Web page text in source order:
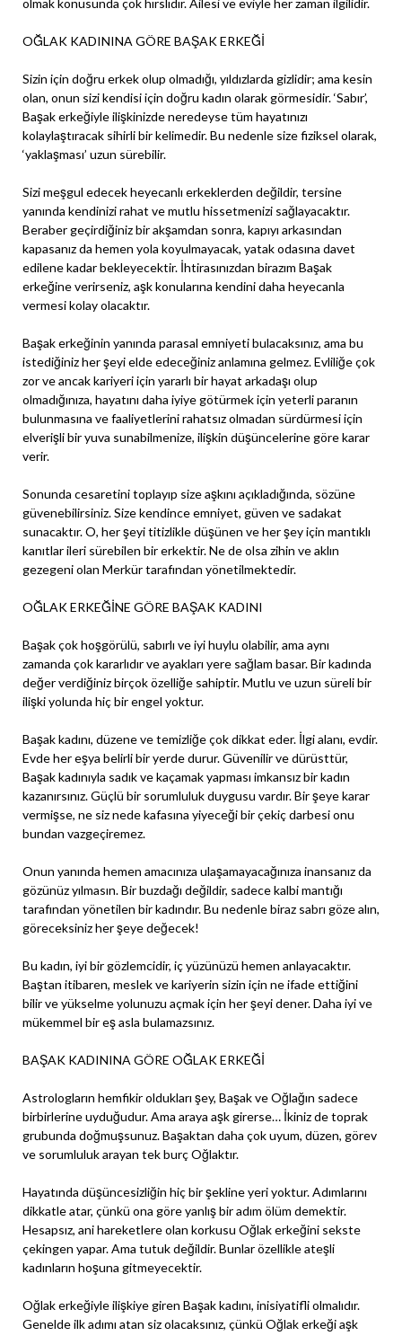
olmak konusunda çok hırslıdır. Ailesi ve eviyle her zaman ilgilidir.
OĞLAK KADININA GÖRE BAŞAK ERKEĞİ
Sizin için doğru erkek olup olmadığı, yıldızlarda gizlidir; ama kesin
olan, onun sizi kendisi için doğru kadın olarak görmesidir. ‘Sabır’,
Başak erkeğiyle ilişkinizde neredeyse tüm hayatınızı
kolaylaştıracak sihirli bir kelimedir. Bu nedenle size fiziksel olarak,
‘yaklaşması’ uzun sürebilir.
Sizi meşgul edecek heyecanlı erkeklerden değildir, tersine
yanında kendinizi rahat ve mutlu hissetmenizi sağlayacaktır.
Beraber geçirdiğiniz bir akşamdan sonra, kapıyı arkasından
kapasanız da hemen yola koyulmayacak, yatak odasına davet
edilene kadar bekleyecektir. İhtirasınızdan birazım Başak
erkeğine verirseniz, aşk konularına kendini daha heyecanla
vermesi kolay olacaktır.
Başak erkeğinin yanında parasal emniyeti bulacaksınız, ama bu
istediğiniz her şeyi elde edeceğiniz anlamına gelmez. Evliliğe çok
zor ve ancak kariyeri için yararlı bir hayat arkadaşı olup
olmadığınıza, hayatını daha iyiye götürmek için yeterli paranın
bulunmasına ve faaliyetlerini rahatsız olmadan sürdürmesi için
elverişli bir yuva sunabilmenize, ilişkin düşüncelerine göre karar
verir.
Sonunda cesaretini toplayıp size aşkını açıkladığında, sözüne
güvenebilirsiniz. Size kendince emniyet, güven ve sadakat
sunacaktır. O, her şeyi titizlikle düşünen ve her şey için mantıklı
kanıtlar ileri sürebilen bir erkektir. Ne de olsa zihin ve aklın
gezegeni olan Merkür tarafından yönetilmektedir.
OĞLAK ERKEĞİNE GÖRE BAŞAK KADINI
Başak çok hoşgörülü, sabırlı ve iyi huylu olabilir, ama aynı
zamanda çok kararlıdır ve ayakları yere sağlam basar. Bir kadında
değer verdiğiniz birçok özelliğe sahiptir. Mutlu ve uzun süreli bir
ilişki yolunda hiç bir engel yoktur.
Başak kadını, düzene ve temizliğe çok dikkat eder. İlgi alanı, evdir.
Evde her eşya belirli bir yerde durur. Güvenilir ve dürüsttür,
Başak kadınıyla sadık ve kaçamak yapması imkansız bir kadın
kazanırsınız. Güçlü bir sorumluluk duygusu vardır. Bir şeye karar
vermişse, ne siz nede kafasına yiyeceği bir çekiç darbesi onu
bundan vazgeçiremez.
Onun yanında hemen amacınıza ulaşamayacağınıza inansanız da
gözünüz yılmasın. Bir buzdağı değildir, sadece kalbi mantığı
tarafından yönetilen bir kadındır. Bu nedenle biraz sabrı göze alın,
göreceksiniz her şeye değecek!
Bu kadın, iyi bir gözlemcidir, iç yüzünüzü hemen anlayacaktır.
Baştan itibaren, meslek ve kariyerin sizin için ne ifade ettiğini
bilir ve yükselme yolunuzu açmak için her şeyi dener. Daha iyi ve
mükemmel bir eş asla bulamazsınız.
BAŞAK KADININA GÖRE OĞLAK ERKEĞİ
Astrologların hemfikir oldukları şey, Başak ve Oğlağın sadece
birbirlerine uyduğudur. Ama araya aşk girerse… İkiniz de toprak
grubunda doğmuşsunuz. Başaktan daha çok uyum, düzen, görev
ve sorumluluk arayan tek burç Oğlaktır.
Hayatında düşüncesizliğin hiç bir şekline yeri yoktur. Adımlarını
dikkatle atar, çünkü ona göre yanlış bir adım ölüm demektir.
Hesapsız, ani hareketlere olan korkusu Oğlak erkeğini sekste
çekingen yapar. Ama tutuk değildir. Bunlar özellikle ateşli
kadınların hoşuna gitmeyecektir.
Oğlak erkeğiyle ilişkiye giren Başak kadını, inisiyatifli olmalıdır.
Genelde ilk adımı atan siz olacaksınız, çünkü Oğlak erkeği aşk